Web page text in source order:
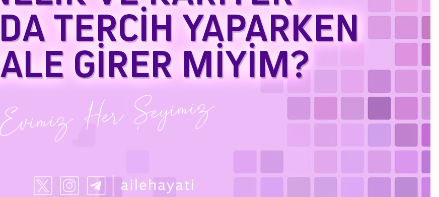
Kasım 2023
Eylül 2023
Ağustos 2023
Temmuz 2023
Haziran 2023
Mayıs 2023
Mart 2023
Haziran 2022